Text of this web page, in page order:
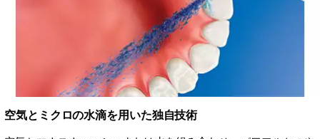
空気とミクロの水滴を用いた独自技術